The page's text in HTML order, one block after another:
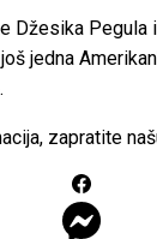
Džesika Pegula
jedna
zapratite